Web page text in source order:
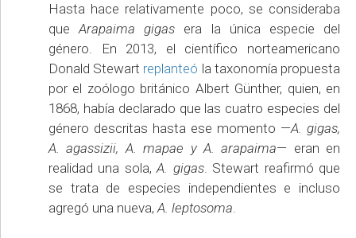
Hasta hace relativamente poco, se consideraba
queArapaima gigas era la única especie del
género. En 2013, el científico norteamericano
Donald Stewart replanteó la taxonomía propuesta
por el zoólogo británico Albert Günther, quien, en
1868, había declarado que las cuatro especies del
género descritas hasta ese momento —A. gigas,
A. agassizii, A. mapae y A. arapaima— eran en
realidad una sola,A. gigas. Stewart reafirmó que
se trata de especies independientes e incluso
agregó una nueva,A. leptosoma.